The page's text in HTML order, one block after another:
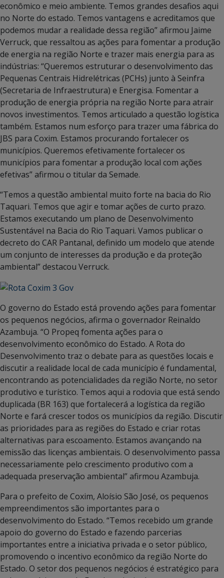
econômico e meio ambiente. Temos grandes desafios aqui
no Norte do estado. Temos vantagens e acreditamos que
podemos mudar a realidade dessa região” afirmou Jaime
Verruck, que ressaltou as ações para fomentar a produção
de energia na região Norte e trazer mais energia para as
indústrias: “Queremos estruturar o desenvolvimento das
Pequenas Centrais Hidrelétricas (PCHs) junto à Seinfra
(Secretaria de Infraestrutura) e Energisa. Fomentar a
produção de energia própria na região Norte para atrair
novos investimentos. Temos articulado a questão logística
também. Estamos num esforço para trazer uma fábrica do
JBS para Coxim. Estamos procurando fortalecer os
municípios. Queremos efetivamente fortalecer os
municípios para fomentar a produção local com ações
efetivas” afirmou o titular da Semade.
“Temos a questão ambiental muito forte na bacia do Rio
Taquari. Temos que agir e tomar ações de curto prazo.
Estamos executando um plano de Desenvolvimento
Sustentável na Bacia do Rio Taquari. Vamos publicar o
decreto do CAR Pantanal, definido um modelo que atende
um conjunto de interesses da produção e da proteção
ambiental” destacou Verruck.
O governo do Estado está provendo ações para fomentar
os pequenos negócios, afirma o governador Reinaldo
Azambuja. “O Propeq fomenta ações para o
desenvolvimento econômico do Estado. A Rota do
Desenvolvimento traz o debate para as questões locais e
discutir a realidade local de cada município é fundamental,
encontrando as potencialidades da região Norte, no setor
produtivo e turístico. Temos aqui a rodovia que está sendo
duplicada (BR 163) que fortalecerá a logística da região
Norte e fará crescer todos os municípios da região. Discutir
as prioridades para as regiões do Estado e criar rotas
alternativas para escoamento. Estamos avançando na
emissão das licenças ambientais. O desenvolvimento passa
necessariamente pelo crescimento produtivo com a
adequada preservação ambiental” afirmou Azambuja.
Para o prefeito de Coxim, Aloísio São José, os pequenos
empreendimentos são importantes para o
desenvolvimento do Estado. “Temos recebido um grande
apoio do governo do Estado e fazendo parcerias
importantes entre a iniciativa privada e o setor público,
promovendo o incentivo econômico da região Norte do
Estado. O setor dos pequenos negócios é estratégico para